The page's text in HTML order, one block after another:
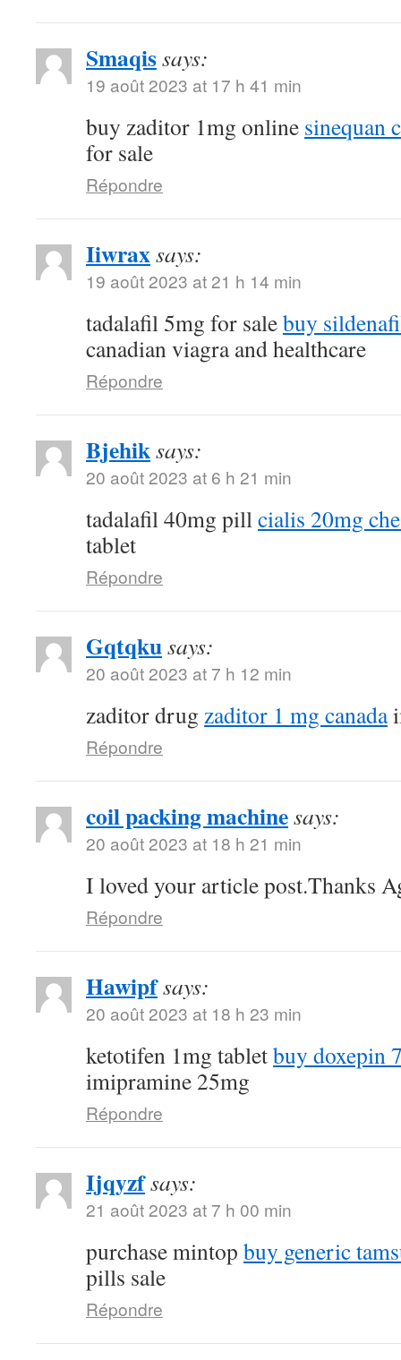
Smaqissays:
19 août 2023 at 17 h 41 min
buy zaditor 1mg online sinequan
for sale
Répondre
Iiwraxsays:
19 août 2023 at 21 h 14 min
tadalafil 5mg for salebuy
canadian viagra and healthcare
Répondre
Bjehiksays:
20 août 2023 at 6 h 21 min
tadalafil 40mg pillcialis 20mg
tablet
Répondre
Gqtqkusays:
20 août 2023 at 7 h 12 min
zaditor drug zaditor 1 mg canada
Répondre
coil packing machinesays:
20 août 2023 at 18 h 21 min
I loved your article post.Thanks
Répondre
Hawipfsays:
20 août 2023 at 18 h 23 min
ketotifen 1mg tabletbuy doxepin
imipramine 25mg
Répondre
Ijqyzfsays:
21 août 2023 at 7 h 00 min
purchase mintop buy generic
pills sale
Répondre